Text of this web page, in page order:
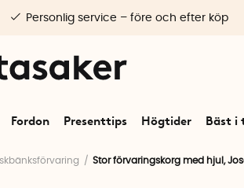
Fordon Presenttips Högtider Bäst i
Personlig service – före och efter köp
Stor förvaringskorg med hjul,